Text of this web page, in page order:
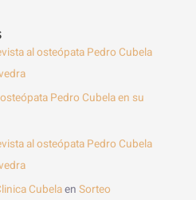
al osteópata Pedro Cubela
Pedro Cubela en su
al osteópata Pedro Cubela
Cubelaen Sorteo